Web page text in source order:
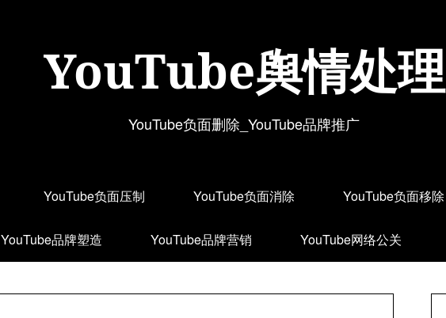
YouTube舆情处理
YouTube负面删除_YouTube品牌推广
YouTube负面压制 YouTube负面消除 YouTube负面移除
YouTube品牌塑造 YouTube品牌营销 YouTube网络公关